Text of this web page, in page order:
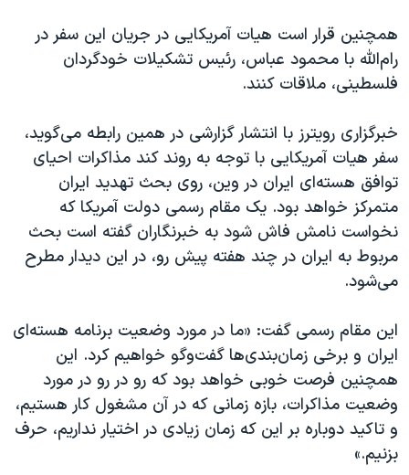
همایش محافظه‌کاران آمریکا «سی‌پک»
صفحه‌های ویژه
همچنین قرار است هیات آمریکایی در جریان این سفر در
رام‌الله با محمود عباس، رئیس تشکیلات خودگردان
فلسطینی، ملاقات کنند.
خبرگزاری رویترز با انتشار گزارشی در همین رابطه می‌گوید،
سفر هیات آمریکایی با توجه به روند کند مذاکرات احیای
توافق هسته‌ای ایران در وین، روی بحث تهدید ایران
متمرکز خواهد بود. یک مقام رسمی دولت آمریکا که
نخواست نامش فاش شود به خبرنگاران گفته است بحث
مربوط به ایران در چند هفته پیش رو، در این دیدار مطرح
می‌شود.
این مقام رسمی گفت: «ما در مورد وضعیت برنامه هسته‌ای
ایران و برخی زمان‌بندی‌ها گفت‌و‌گو خواهیم کرد. این
همچنین فرصت خوبی خواهد بود که رو در رو در مورد
وضعیت مذاکرات، بازه زمانی که در آن مشغول کار هستیم،
و تاکید دوباره بر این که زمان زیادی در اختیار نداریم، حرف
بزنیم.»